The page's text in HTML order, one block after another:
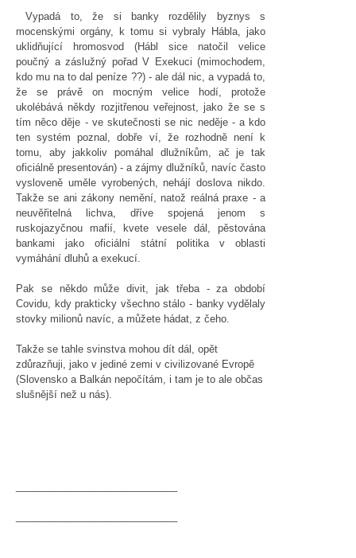
Vypadá to, že si banky rozdělily byznys s
mocenskými orgány, k tomu si vybraly Hábla, jako
uklidňující hromosvod (Hábl sice natočil velice
poučný a záslužný pořad V Exekuci (mimochodem,
kdo mu na to dal peníze ??) - ale dál nic, a vypadá to,
že se právě on mocným velice hodí, protože
ukolébává někdy rozjitřenou veřejnost, jako že se s
tím něco děje - ve skutečnosti se nic neděje - a kdo
ten systém poznal, dobře ví, že rozhodně není k
tomu, aby jakkoliv pomáhal dlužníkům, ač je tak
oficiálně presentován) - a zájmy dlužníků, navíc často
vysloveně uměle vyrobených, nehájí doslova nikdo.
Takže se ani zákony nemění, natož reálná praxe - a
neuvěřitelná lichva, dříve spojená jenom s
ruskojazyčnou mafií, kvete vesele dál, pěstována
bankami jako oficiální státní politika v oblasti
vymáhání dluhů a exekucí.
Pak se někdo může divit, jak třeba - za období
Covidu, kdy prakticky všechno stálo - banky vydělaly
stovky milionů navíc, a můžete hádat, z čeho.
Takže se tahle svinstva mohou dít dál, opět
zdůrazňuji, jako v jediné zemi v civilizované Evropě
(Slovensko a Balkán nepočítám, i tam je to ale občas
slušnější než u nás).